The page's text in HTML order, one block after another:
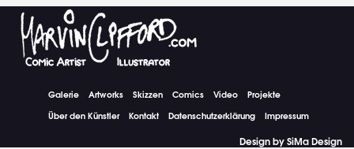
Galerie Artworks Skizzen Comics Video
Projekte
Über den Künstler
Kontakt Datenschutzerklärung Impressum
Design by SiMa Design